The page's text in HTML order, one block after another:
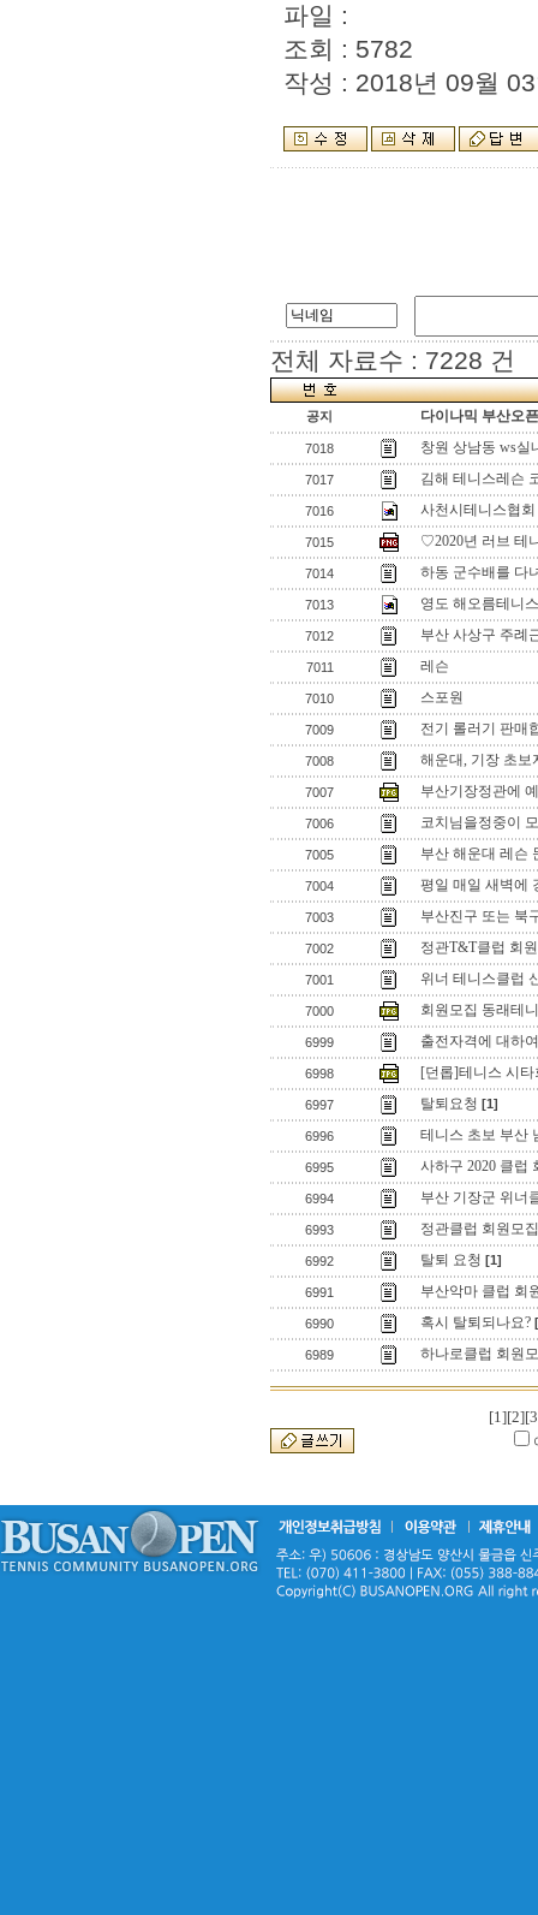
파일 :
조회 : 5782
작성 : 2018년 09월
전체 자료수 : 7228 건
공지 다이나믹 부산오
7018 창원 상남동 ws실
7017 김해 테니스레슨
7016 사천시테니스협
7015 ♡2020년 러브 테
7014 하동 군수배를 다
7013 영도 해오름테니
7012 부산 사상구 주례
7011 레슨
7010 스포원
7009 전기 롤러기 판매
7008 해운대, 기장 초보
7007 부산기장정관에
7006 코치님을정중이
7005 부산 해운대 레슨
7004 평일 매일 새벽에
7003 부산진구 또는 북
7002 정관T&T클럽 회
7001 위너 테니스클럽
7000 회원모집 동래테
6999 출전자격에 대하여
6998 [던롭]테니스 시
6997 탈퇴요청 [1]
6996 테니스 초보 부산
6995 사하구 2020 클럽
6994 부산 기장군 위너
6993 정관클럽 회원모
6992 탈퇴 요청 [1]
6991 부산악마 클럽 회
6990 혹시 탈퇴되나요?
6989 하나로클럽 회원
[1][2]